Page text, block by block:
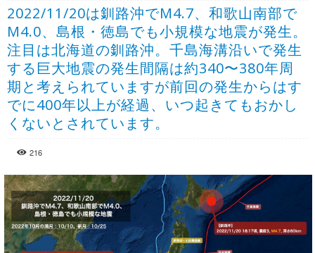
2022/11/20は釧路沖でM4.7、和歌山南部で
M4.0、島根・徳島でも小規模な地震が発生。
注目は北海道の釧路沖。千島海溝沿いで発生
する巨大地震の発生間隔は約340〜380年周
期と考えられていますが前回の発生からはす
でに400年以上が経過、いつ起きてもおかし
くないとされています。
216